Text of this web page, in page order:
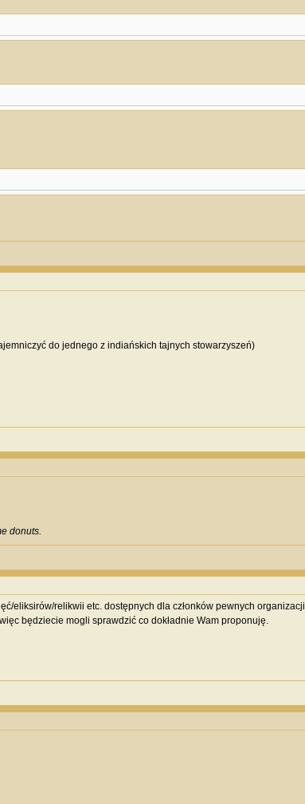
do jednego z indiańskich tajnych stowarzyszeń)
donuts.
eliksirów/relikwii etc. dostępnych dla członków pewnych organizacji
będziecie mogli sprawdzić co dokładnie Wam proponuję.